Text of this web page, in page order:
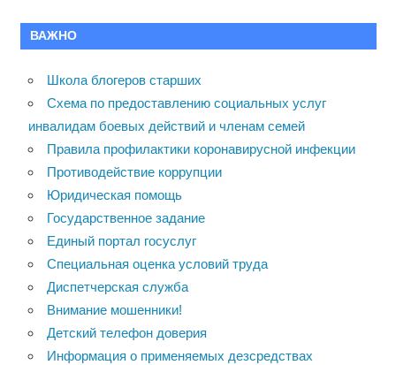
ВАЖНО
Школа блогеров старших
Схема по предоставлению социальных услуг
инвалидам боевых действий и членам семей
Правила профилактики коронавирусной инфекции
Противодействие коррупции
Юридическая помощь
Государственное задание
Единый портал госуслуг
Специальная оценка условий труда
Диспетчерская служба
Внимание мошенники!
Детский телефон доверия
Информация о применяемых дезсредствах